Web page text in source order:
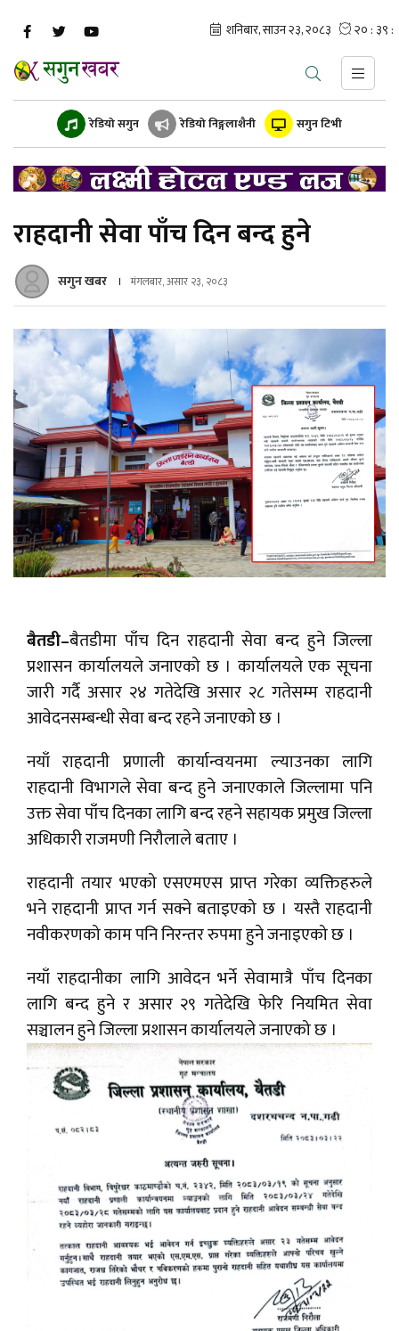
रेडियो सगुन रेडियो निङ्गलाशैनी सगुन टिभी
राहदानी सेवा पाँच दिन बन्द हुने
सगुन खबर मंगलबार, असार २३, २०८३
बैतडी–बैतडीमा पाँच दिन राहदानी सेवा बन्द हुने जिल्ला
प्रशासन कार्यालयले जनाएको छ । कार्यालयले एक सूचना
जारी गर्दै असार २४ गतेदेखि असार २८ गतेसम्म राहदानी
आवेदनसम्बन्धी सेवा बन्द रहने जनाएको छ ।
नयाँ राहदानी प्रणाली कार्यान्वयनमा ल्याउनका लागि
राहदानी विभागले सेवा बन्द हुने जनाएकाले जिल्लामा पनि
उक्त सेवा पाँच दिनका लागि बन्द रहने सहायक प्रमुख जिल्ला
अधिकारी राजमणी निरौलाले बताए ।
राहदानी तयार भएको एसएमएस प्राप्त गरेका व्यक्तिहरुले
भने राहदानी प्राप्त गर्न सक्ने बताइएको छ । यस्तै राहदानी
नवीकरणको काम पनि निरन्तर रुपमा हुने जनाइएको छ ।
नयाँ राहदानीका लागि आवेदन भर्ने सेवामात्रै पाँच दिनका
लागि बन्द हुने र असार २९ गतेदेखि फेरि नियमित सेवा
सञ्चालन हुने जिल्ला प्रशासन कार्यालयले जनाएको छ ।